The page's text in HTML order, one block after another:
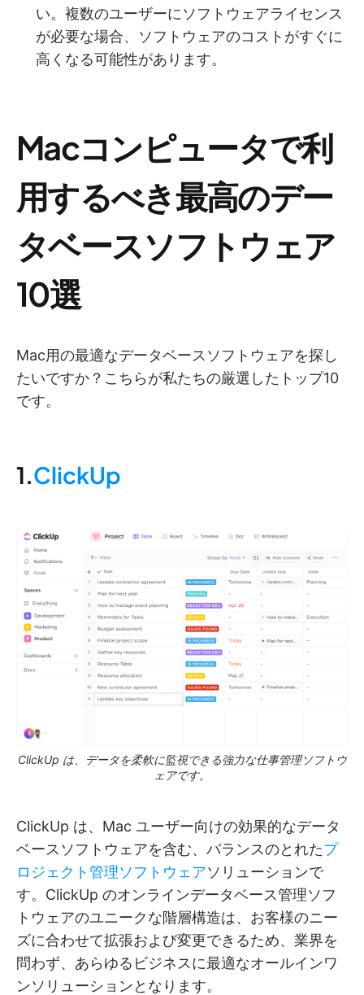
い。複数のユーザーにソフトウェアライセンス
が必要な場合、ソフトウェアのコストがすぐに
高くなる可能性があります。
Macコンピュータで利
用するべき最高のデー
タベースソフトウェア
10選
Mac用の最適なデータベースソフトウェアを探し
たいですか？こちらが私たちの厳選したトップ10
です。
1.ClickUp
ClickUp は、データを柔軟に監視できる強力な仕事管理ソフトウ
ェアです。
ClickUp は、Mac ユーザー向けの効果的なデータ
ベースソフトウェアを含む、バランスのとれたプ
ロジェクト管理ソフトウェアソリューションで
す。ClickUp のオンラインデータベース管理ソフ
トウェアのユニークな階層構造は、お客様のニー
ズに合わせて拡張および変更できるため、業界を
問わず、あらゆるビジネスに最適なオールインワ
ンソリューションとなります。